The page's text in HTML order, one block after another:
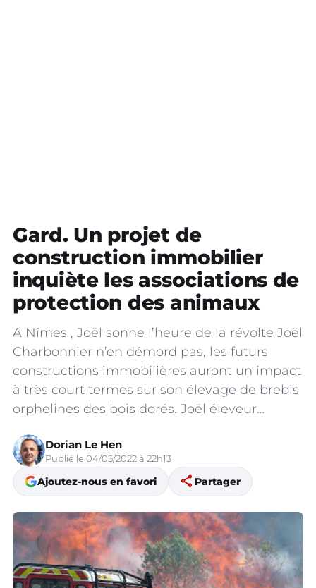
Gard. Un projet de
construction immobilier
inquiète les associations de
protection des animaux
A Nîmes , Joël sonne l’heure de la révolte Joël
Charbonnier n’en démord pas, les futurs
constructions immobilières auront un impact
à très court termes sur son élevage de brebis
orphelines des bois dorés. Joël éleveur…
Dorian Le Hen
Publié le 04/05/2022 à 22h13
Ajoutez-nous en favori share Partager